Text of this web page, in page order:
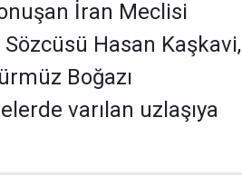
İran Meclisi
Hasan Kaşkavi,
Boğazı
varılan uzlaşıya